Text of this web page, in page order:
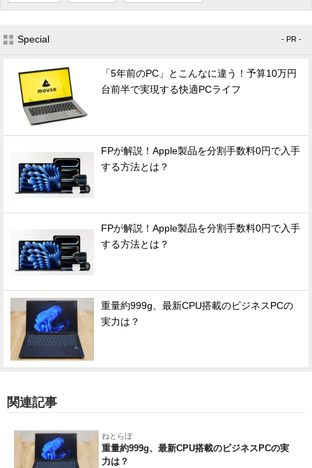
Special - PR -
「5年前のPC」とこんなに違う！予算10万円
台前半で実現する快適PCライフ
FPが解説！Apple製品を分割手数料0円で入手
する方法とは？
FPが解説！Apple製品を分割手数料0円で入手
する方法とは？
重量約999g、最新CPU搭載のビジネスPCの
実力は？
関連記事
ねとらぼ
重量約999g、最新CPU搭載のビジネスPCの実
力は？